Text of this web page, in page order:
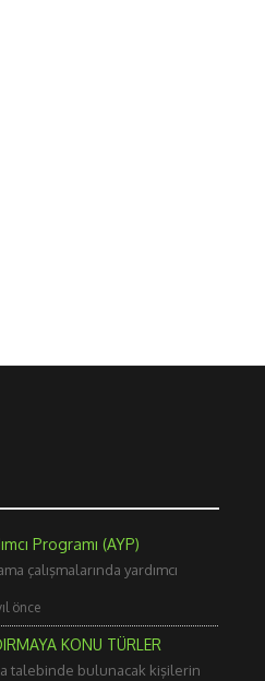
Programı (AYP)
çalışmalarında yardımcı
önce
KONU TÜRLER
talebinde bulunacak kişilerin